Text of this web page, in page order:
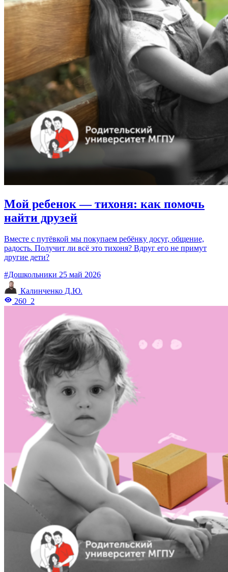
Мой ребенок — тихоня: как помочь
найти друзей
Вместе с путёвкой мы покупаем ребёнку досуг, общение,
радость. Получит ли всё это тихоня? Вдруг его не примут
другие дети?
#Дошкольники 25 май 2026
Калинченко Д.Ю.
260 2